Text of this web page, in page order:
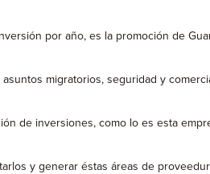
por año, es la promoción de
migratorios, seguridad y
de inversiones, como lo es esta
y generar éstas áreas de